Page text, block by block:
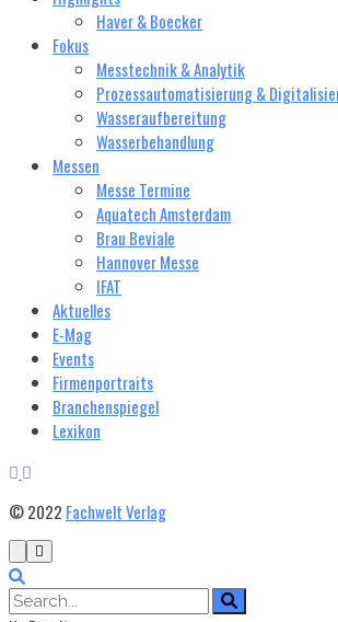
Haver & Boecker
Fokus
Messtechnik & Analytik
Prozessautomatisierung &
Wasseraufbereitung
Wasserbehandlung
Messen
Messe Termine
Aquatech Amsterdam
Brau Beviale
Hannover Messe
IFAT
Aktuelles
E‑Mag
Events
Firmenportraits
Branchenspiegel
Lexikon
© 2022 Fachwelt Verlag